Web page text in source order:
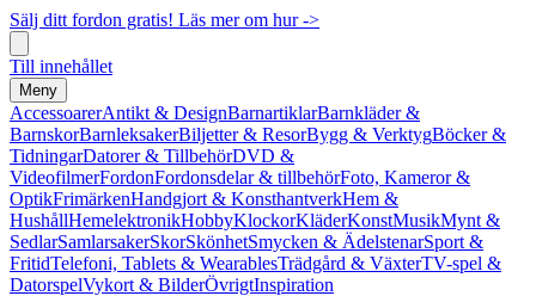
Sälj ditt fordon gratis! Läs mer om hur ->
Till innehållet
Meny
AccessoarerAntikt & DesignBarnartiklarBarnkläder &
BarnskorBarnleksakerBiljetter & ResorBygg & VerktygBöcker &
TidningarDatorer & TillbehörDVD &
VideofilmerFordonFordonsdelar & tillbehörFoto, Kameror &
OptikFrimärkenHandgjort & KonsthantverkHem &
HushållHemelektronikHobbyKlockorKläderKonstMusikMynt &
SedlarSamlarsakerSkorSkönhetSmycken & ÄdelstenarSport &
FritidTelefoni, Tablets & WearablesTrädgård & VäxterTV-spel &
DatorspelVykort & BilderÖvrigtInspiration